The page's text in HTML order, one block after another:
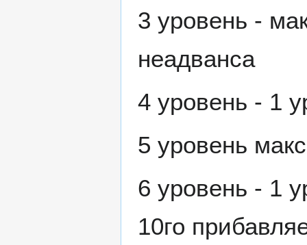
3 уровень -
неадванса
4 уровень - 1
5 уровень
6 уровень - 1
10го